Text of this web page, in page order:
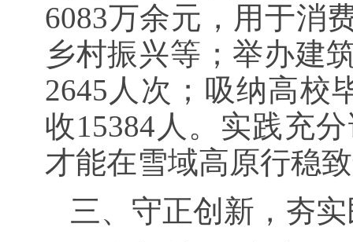
6083万余元，用于消
乡村振兴等；举办建
2645人次；吸纳高校
收15384人。实践充
才能在雪域高原行稳
三、守正创新，夯